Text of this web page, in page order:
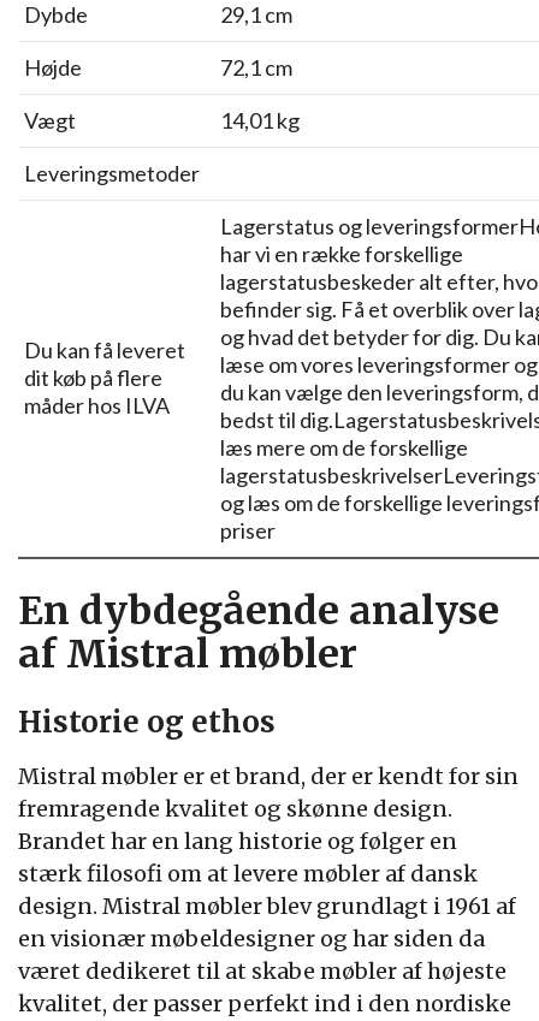
Dybde
29,1 cm
Højde
72,1 cm
Vægt
14,01 kg
Leveringsmetoder
Du kan få leveret
dit køb på flere
måder hos ILVA
Lagerstatus og
har vi en række forskellige
lagerstatusbeskeder alt efter,
befinder sig. Få et overblik over
og hvad det betyder for dig. Du
læse om vores leveringsformer og
du kan vælge den leveringsform,
bedst til
læs mere om de forskellige
og læs om de forskellige
priser
En dybdegående analyse
af Mistral møbler
Historie og ethos
Mistral møbler er et brand, der er kendt for sin
fremragende kvalitet og skønne design.
Brandet har en lang historie og følger en
stærk filosofi om at levere møbler af dansk
design. Mistral møbler blev grundlagt i 1961 af
en visionær møbeldesigner og har siden da
været dedikeret til at skabe møbler af højeste
kvalitet, der passer perfekt ind i den nordiske